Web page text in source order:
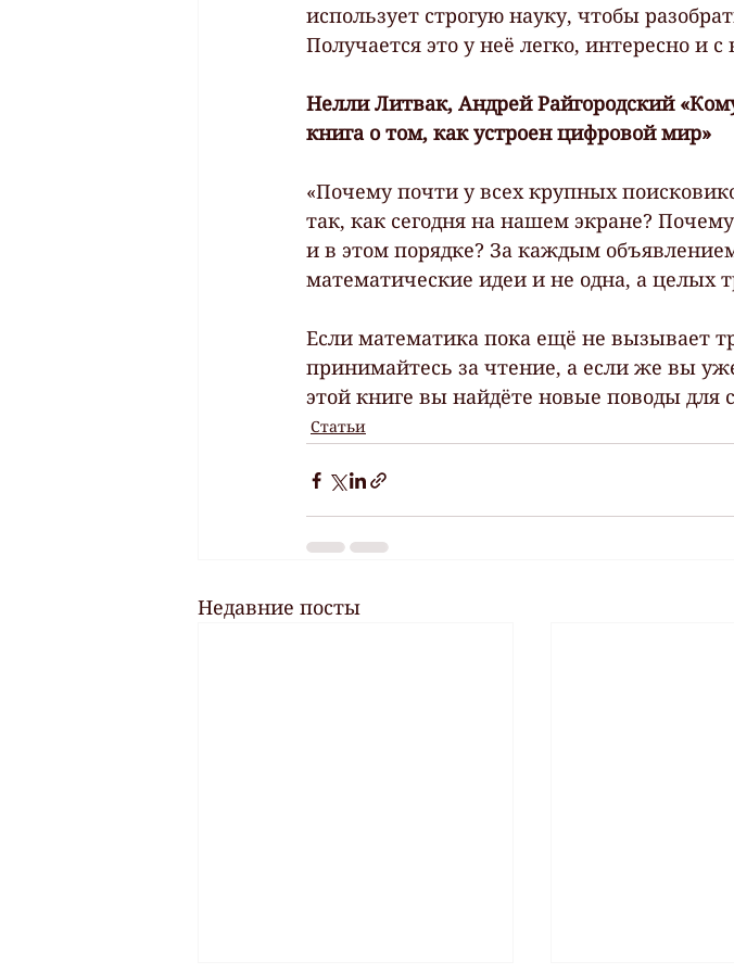
использует строгую науку, чтобы
Получается это у неё легко, интересно и
Нелли Литвак, Андрей Райгородский
книга о том, как устроен цифровой мир»
«Почему почти у всех крупных
так, как сегодня на нашем экране?
и в этом порядке? За каждым
математические идеи и не одна, а целых
Если математика пока ещё не вызывает
принимайтесь за чтение, а если же вы
этой книге вы найдёте новые поводы для
Статьи
Недавние посты